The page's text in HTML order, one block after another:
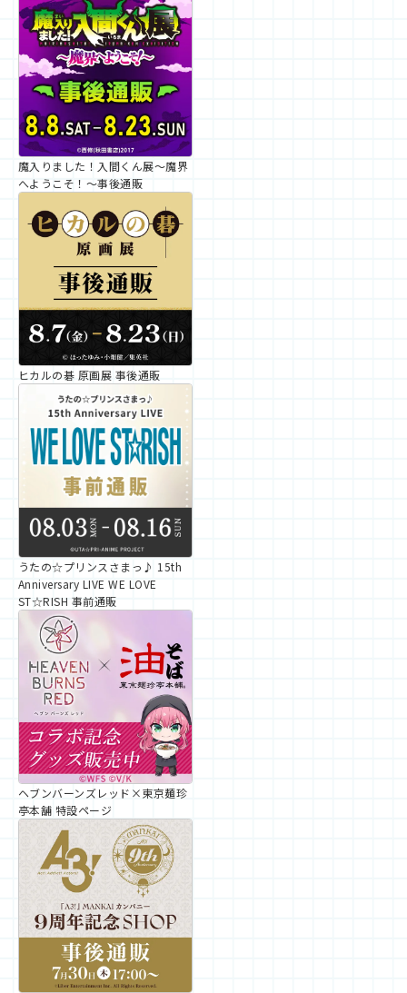
魔入りました！入間くん展～魔界
へようこそ！～事後通販
ヒカルの碁 原画展 事後通販
うたの☆プリンスさまっ♪ 15th
Anniversary LIVE WE LOVE
ST☆RISH 事前通販
ヘブンバーンズレッド×東京麺珍
亭本舗 特設ページ